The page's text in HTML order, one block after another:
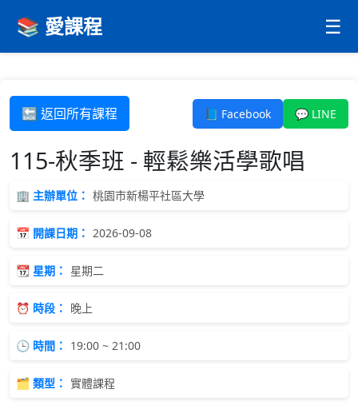
📚 愛課程 ☰
🔙 返回所有課程 📘 Facebook 💬 LINE
115-秋季班 - 輕鬆樂活學歌唱
🏢 主辦單位： 桃園市新楊平社區大學
📅 開課日期： 2026-09-08
📆 星期： 星期二
⏰ 時段： 晚上
🕒 時間： 19:00 ~ 21:00
🗂 類型： 實體課程